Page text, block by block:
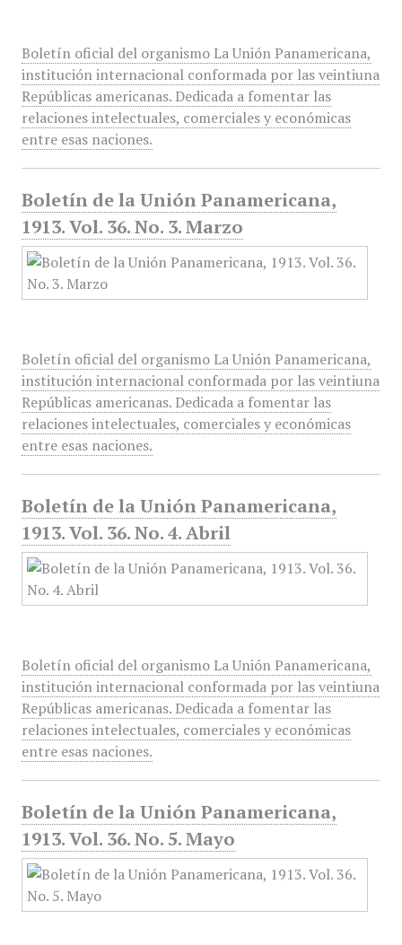
Boletín oficial del organismo La Unión Panamericana,
institución internacional conformada por las veintiuna
Repúblicas americanas. Dedicada a fomentar las
relaciones intelectuales, comerciales y económicas
entre esas naciones.
Boletín de la Unión Panamericana,
1913. Vol. 36. No. 3. Marzo
Boletín oficial del organismo La Unión Panamericana,
institución internacional conformada por las veintiuna
Repúblicas americanas. Dedicada a fomentar las
relaciones intelectuales, comerciales y económicas
entre esas naciones.
Boletín de la Unión Panamericana,
1913. Vol. 36. No. 4. Abril
Boletín oficial del organismo La Unión Panamericana,
institución internacional conformada por las veintiuna
Repúblicas americanas. Dedicada a fomentar las
relaciones intelectuales, comerciales y económicas
entre esas naciones.
Boletín de la Unión Panamericana,
1913. Vol. 36. No. 5. Mayo